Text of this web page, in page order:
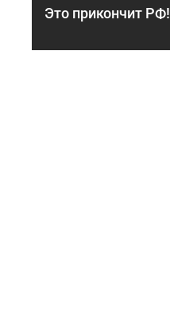
Это прикончит РФ!